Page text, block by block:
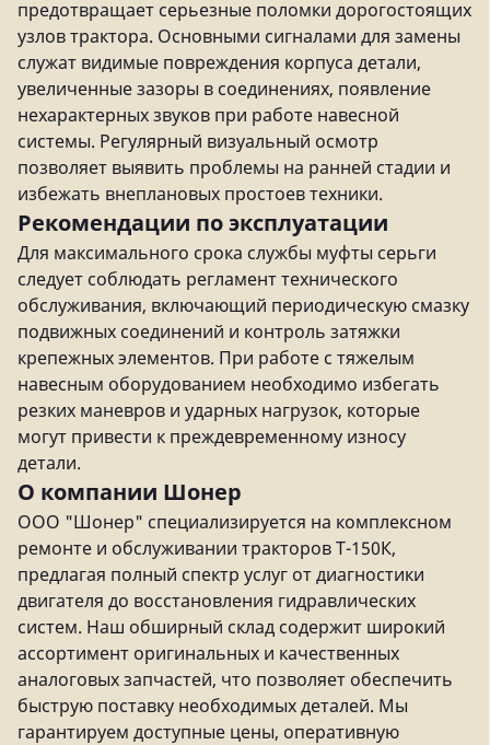
предотвращает серьезные поломки дорогостоящих
узлов трактора. Основными сигналами для замены
служат видимые повреждения корпуса детали,
увеличенные зазоры в соединениях, появление
нехарактерных звуков при работе навесной
системы. Регулярный визуальный осмотр
позволяет выявить проблемы на ранней стадии и
избежать внеплановых простоев техники.
Рекомендации по эксплуатации
Для максимального срока службы муфты серьги
следует соблюдать регламент технического
обслуживания, включающий периодическую смазку
подвижных соединений и контроль затяжки
крепежных элементов. При работе с тяжелым
навесным оборудованием необходимо избегать
резких маневров и ударных нагрузок, которые
могут привести к преждевременному износу
детали.
О компании Шонер
ООО "Шонер" специализируется на комплексном
ремонте и обслуживании тракторов Т-150К,
предлагая полный спектр услуг от диагностики
двигателя до восстановления гидравлических
систем. Наш обширный склад содержит широкий
ассортимент оригинальных и качественных
аналоговых запчастей, что позволяет обеспечить
быструю поставку необходимых деталей. Мы
гарантируем доступные цены, оперативную